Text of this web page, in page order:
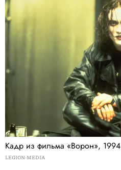
Кадр из фильма «Ворон», 1994
LEGION-MEDIA